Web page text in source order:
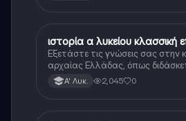
Ιστορία
ιστορία α λυκείου κλασσική
Εξετάστε τις γνώσεις σας στην
αρχαίας Ελλάδας, όπως
Λυκείου.
Α' Λυκ. 2,045 0